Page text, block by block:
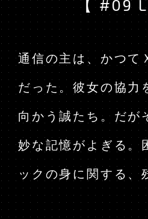
TOP
【 #09
通信の主は、かつて
だった。彼女の協力
向かう誠たち。だが
妙な記憶がよぎる。
ックの身に関する、